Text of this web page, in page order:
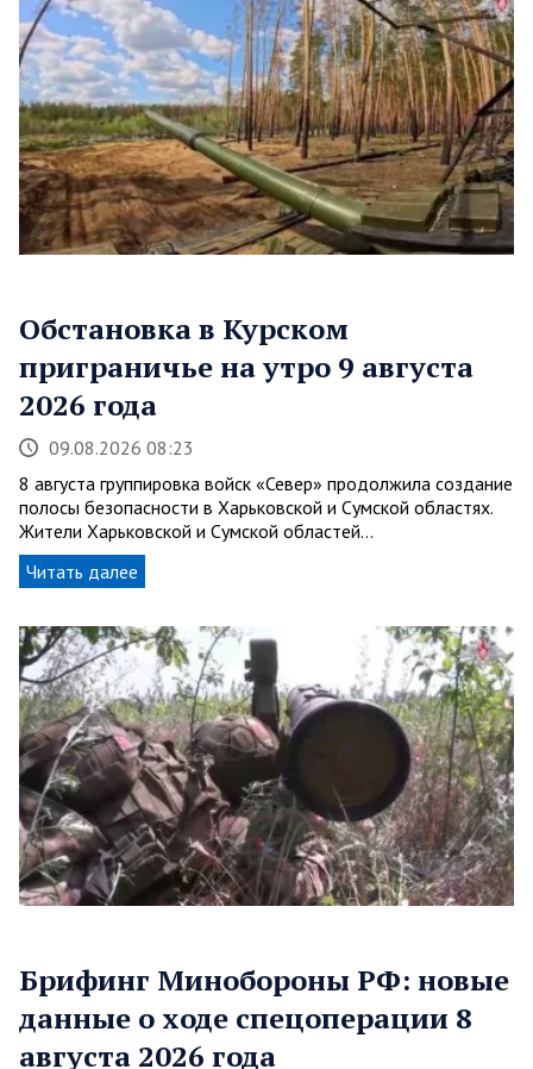
Обстановка в Курском
приграничье на утро 9 августа
2026 года
09.08.2026 08:23
8 августа группировка войск «Север» продолжила создание
полосы безопасности в Харьковской и Сумской областях.
Жители Харьковской и Сумской областей…
Читать далее
Брифинг Минобороны РФ: новые
данные о ходе спецоперации 8
августа 2026 года